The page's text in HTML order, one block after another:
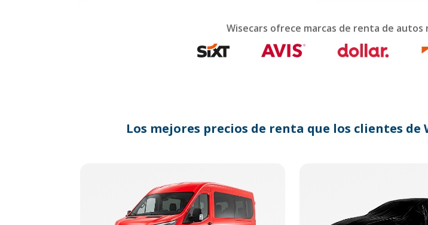
calendar
select
a
key
Wisecars ofrece marcas de renta de
Los mejores precios de renta que los clientes